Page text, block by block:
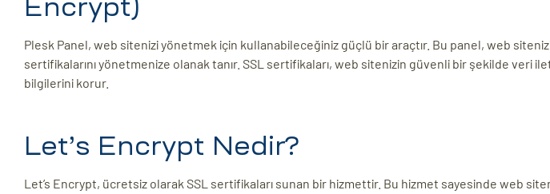
Encrypt)
Plesk Panel, web sitenizi yönetmek için kullanabileceğiniz güçlü bir araçtır. Bu panel, web
sertifikalarını yönetmenize olanak tanır. SSL sertifikaları, web sitenizin güvenli bir şekilde veri
bilgilerini korur.
Let’s Encrypt Nedir?
Let’s Encrypt, ücretsiz olarak SSL sertifikaları sunan bir hizmettir. Bu hizmet sayesinde web